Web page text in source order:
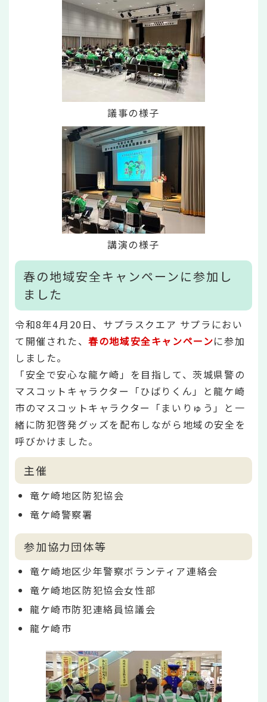
議事の様子
講演の様子
春の地域安全キャンペーンに参加し
ました
令和8年4月20日、サプラスクエア サプラにおい
て開催された、春の地域安全キャンペーンに参加
しました。
「安全で安心な龍ケ崎」を目指して、茨城県警の
マスコットキャラクター「ひばりくん」と龍ケ崎
市のマスコットキャラクター「まいりゅう」と一
緒に防犯啓発グッズを配布しながら地域の安全を
呼びかけました。
主催
竜ケ崎地区防犯協会
竜ケ崎警察署
参加協力団体等
竜ケ崎地区少年警察ボランティア連絡会
竜ケ崎地区防犯協会女性部
龍ケ崎市防犯連絡員協議会
龍ケ崎市